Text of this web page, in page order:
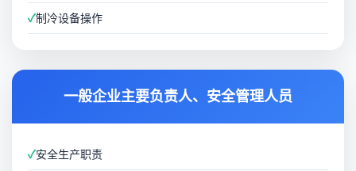
✓制冷设备操作
一般企业主要负责人、安全管理人员
✓安全生产职责